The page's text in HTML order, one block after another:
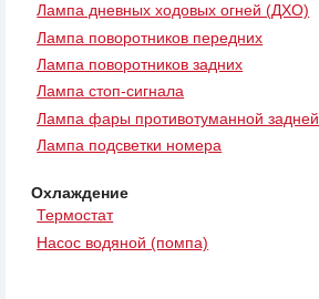
Лампа дневных ходовых огней (ДХО)
Лампа поворотников передних
Лампа поворотников задних
Лампа стоп-сигнала
Лампа фары противотуманной задней
Лампа подсветки номера
Охлаждение
Термостат
Насос водяной (помпа)